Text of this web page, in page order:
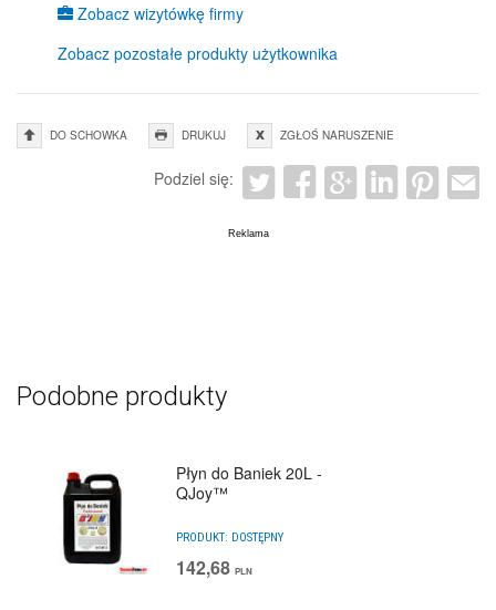
Zobacz wizytówkę firmy
Zobacz pozostałe produkty użytkownika
DO SCHOWKA DRUKUJ ZGŁOŚ NARUSZENIE
Podziel się:
Podobne produkty
Płyn do Baniek 20L -
QJoy™
PRODUKT: DOSTĘPNY
142,68 PLN